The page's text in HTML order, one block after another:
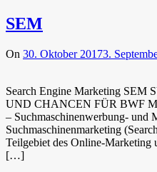
SEM
On 30. Oktober 20173.
Search Engine Marketing
UND CHANCEN FÜR BWF
– Suchmaschinenwerbung- und
Suchmaschinenmarketing
Teilgebiet des Online-Marketing
[…]